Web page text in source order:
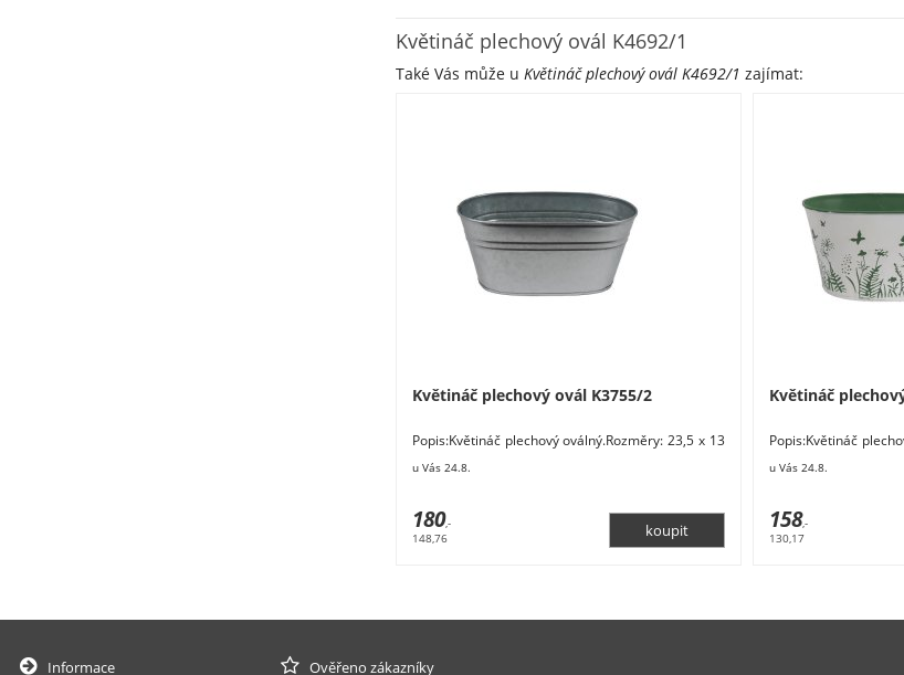
Květináč plechový ovál K4692/1
Také Vás může u Květináč plechový ovál K4692/1 zajímat:
Květináč plechový ovál K3755/2
Popis:Květináč plechový oválný.Rozměry: 23,5 x 13
u Vás 24.8.
180,-
148,76
Květináč
Popis:Květináč
u Vás 24.8.
158,-
130,17
Informace Ověřeno zákazníky